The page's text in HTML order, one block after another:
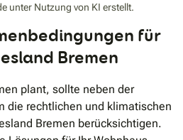
unter Nutzung von KI erstellt.
für
Bremen
plant, sollte neben der
die rechtlichen und klimatischen
Bremen berücksichtigen.